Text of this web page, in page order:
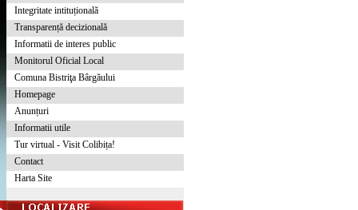
Integritate intituțională
Transparență decizională
Informatii de interes public
Monitorul Oficial Local
Comuna Bistriţa Bârgăului
Homepage
Anunțuri
Informatii utile
Tur virtual - Visit Colibița!
Contact
Harta Site